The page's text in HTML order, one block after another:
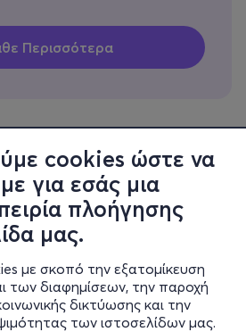
cookies ώστε να
για εσάς μια
πλοήγησης
μας.
με σκοπό την εξατομίκευση
των διαφημίσεων, την παροχή
δικτύωσης και την
των ιστοσελίδων μας.